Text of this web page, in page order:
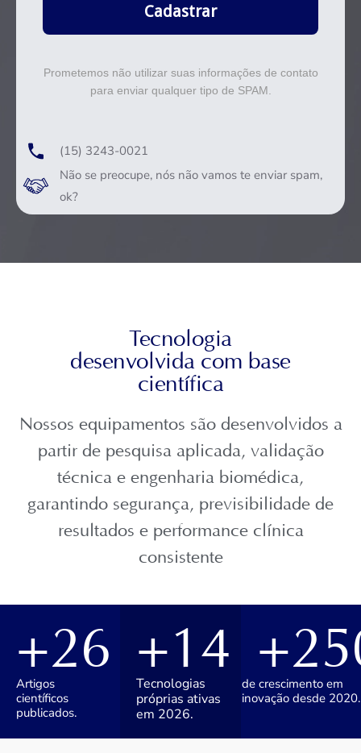
Cadastrar
Prometemos não utilizar suas informações de contato
para enviar qualquer tipo de SPAM.
(15) 3243-0021
Não se preocupe, nós não vamos te enviar spam,
ok?
Tecnologia
desenvolvida com base
científica
Nossos equipamentos são desenvolvidos a
partir de pesquisa aplicada, validação
técnica e engenharia biomédica,
garantindo segurança, previsibilidade de
resultados e performance clínica
consistente
Artigos
científicos
publicados.
+26
Tecnologias
próprias ativas
em 2026.
+14
de crescimento em
inovação desde 2020.
+